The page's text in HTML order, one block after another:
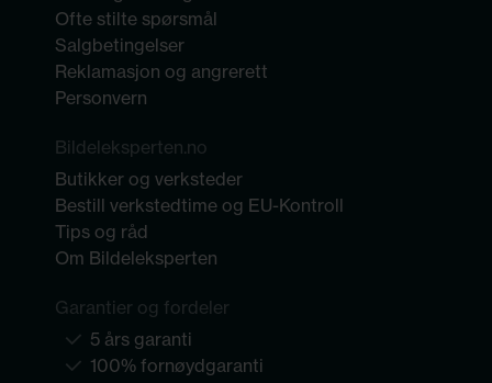
Ofte stilte spørsmål
Salgbetingelser
Reklamasjon og angrerett
Personvern
Bildeleksperten.no
Butikker og verksteder
Bestill verkstedtime og EU-Kontroll
Tips og råd
Om Bildeleksperten
Garantier og fordeler
5 års garanti
100% fornøydgaranti